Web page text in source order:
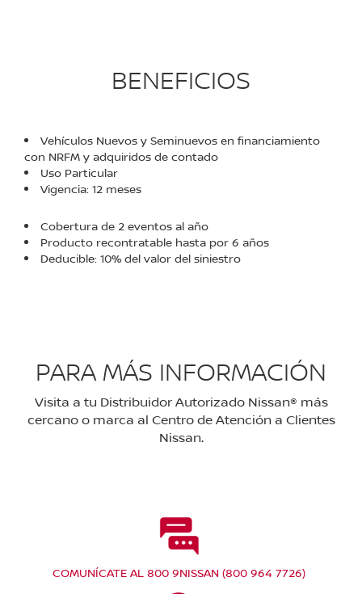
BENEFICIOS
Vehículos Nuevos y Seminuevos en financiamiento
con NRFM y adquiridos de contado
Uso Particular
Vigencia: 12 meses
Cobertura de 2 eventos al año
Producto recontratable hasta por 6 años
Deducible: 10% del valor del siniestro
PARA MÁS INFORMACIÓN
Visita a tu Distribuidor Autorizado Nissan® más
cercano o marca al Centro de Atención a Clientes
Nissan.
COMUNÍCATE AL 800 9NISSAN (800 964 7726)